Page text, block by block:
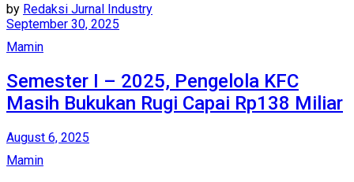
by Redaksi Jurnal Industry
September 30, 2025
Mamin
Semester I – 2025, Pengelola KFC
Masih Bukukan Rugi Capai Rp138 Miliar
August 6, 2025
Mamin